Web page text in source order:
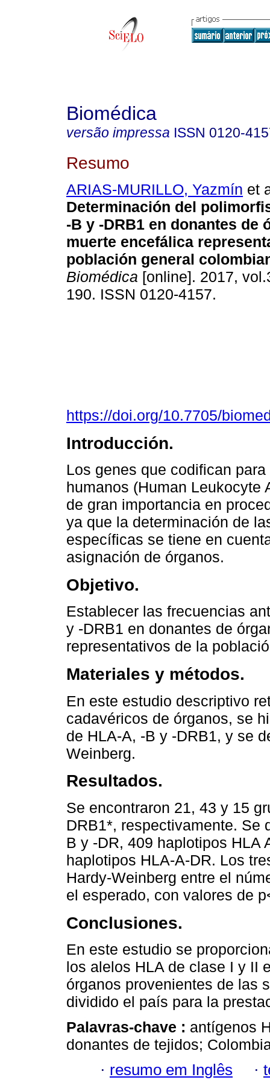
Biomédica
versão impressa ISSN 0120-
Resumo
ARIAS-MURILLO, Yazmín et
Determinación del
-B y -DRB1 en donantes de
muerte encefálica
población general
Biomédica [online]. 2017,
190. ISSN 0120-4157.
https://doi.org/10.7705/
Introducción.
Los genes que codifican
humanos (Human Leukocyte
de gran importancia en
ya que la determinación de
específicas se tiene en
asignación de órganos.
Objetivo.
Establecer las frecuencias
y -DRB1 en donantes de
representativos de la
Materiales y métodos.
En este estudio descriptivo
cadavéricos de órganos, se
de HLA-A, -B y -DRB1, y se
Weinberg.
Resultados.
Se encontraron 21, 43 y 15
DRB1*, respectivamente. Se
B y -DR, 409 haplotipos HLA
haplotipos HLA-A-DR. Los
Hardy-Weinberg entre el
el esperado, con valores de
Conclusiones.
En este estudio se
los alelos HLA de clase I y II
órganos provenientes de las
dividido el país para la
Palavras-chave : antígenos
donantes de tejidos;
· resumo em Inglês ·